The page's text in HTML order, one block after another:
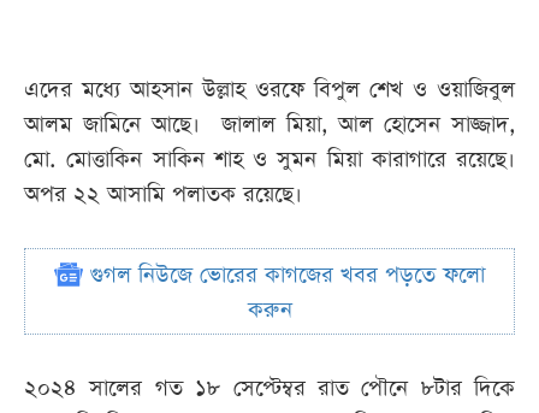
এদের মধ্যে আহসান উল্লাহ ওরফে বিপুল শেখ ও ওয়াজিবুল
আলম জামিনে আছে। জালাল মিয়া, আল হোসেন সাজ্জাদ,
মো. মোত্তাকিন সাকিন শাহ ও সুমন মিয়া কারাগারে রয়েছে।
অপর ২২ আসামি পলাতক রয়েছে।
গুগল নিউজে ভোরের কাগজের খবর পড়তে ফলো
করুন
২০২৪ সালের গত ১৮ সেপ্টেম্বর রাত পৌনে ৮টার দিকে